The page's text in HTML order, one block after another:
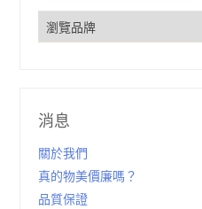
消息
關於我們
真的物美價廉嗎？
品質保證